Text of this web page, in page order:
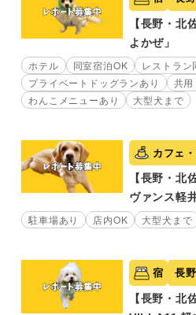
【長野・北
よかぜ」
ホテル 同室宿泊OK
レストラン
プライベートドッグランあり
共用
わんこメニューあり
大型犬まで
カフェ
【長野・北
ヴァンス軽
駐車場あり 店内OK 大型犬まで
宿 長
【長野・北